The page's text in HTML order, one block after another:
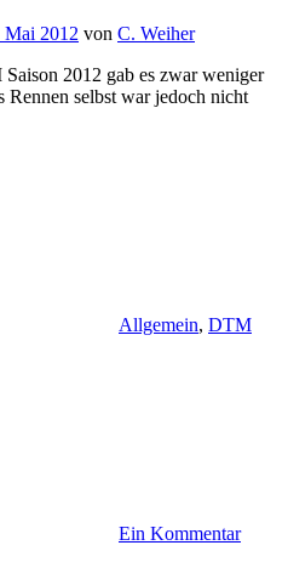
Mai 2012 von C. Weiher
2012 gab es zwar weniger
Rennen selbst war jedoch nicht
Allgemein, DTM
Ein Kommentar